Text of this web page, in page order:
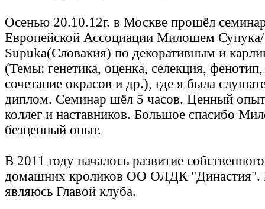
Осенью 20.10.12г. в Москве прошёл
Европейской Ассоциации Милошем
Supuka(Словакия) по декоративным и
(Темы: генетика, оценка, селекция,
сочетание окрасов и др.), где я была
диплом. Семинар шёл 5 часов. Ценный
коллег и наставников. Большое спасибо
безценный опыт.
В 2011 году началось развитие
домашних кроликов ОО ОЛДК "Династия".
являюсь Главой клуба.